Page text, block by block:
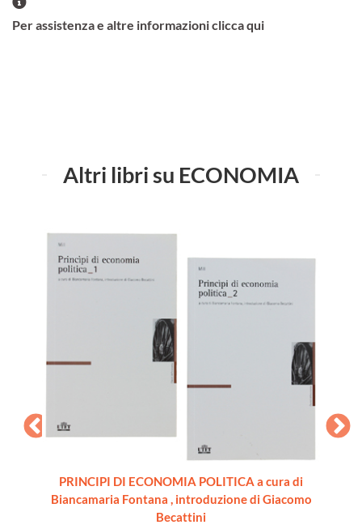
Per assistenza e altre informazioni clicca qui
Altri libri su ECONOMIA
PRINCIPI DI ECONOMIA POLITICA a cura di
Biancamaria Fontana , introduzione di Giacomo
Becattini